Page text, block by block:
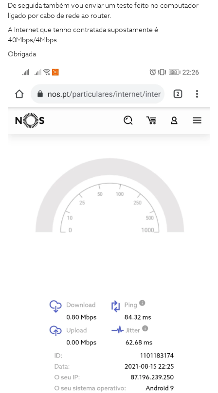
De seguida também vou enviar um teste feito no computador
ligado por cabo de rede ao router.
A Internet que tenho contratada supostamente é
40Mbps/4Mbps.
Obrigada